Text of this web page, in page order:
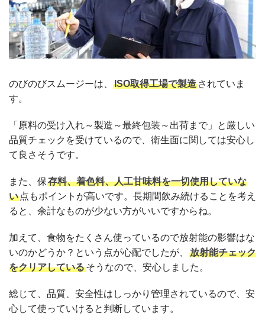
のびのびスムージーは、 ISO取得工場で製造 されていま
す。
「原料の受け入れ～製造～最終包装～出荷まで」と厳しい
品質チェックを受けているので、衛生面に関しては安心し
て良さそうです。
また、保存料、着色料、人工甘味料を一切使用していな
い 点もポイントが高いです。長期間飲み続けることを考え
ると、余計なものが少ない方がいいですからね。
加えて、食物をたくさん使っているので放射能の影響はな
いのかどうか？という点が心配でしたが、
放射能チェック
をクリアしているそうなので、安心しました。
総じて、品質、安全性はしっかり管理されているので、安
心して使っていけると判断しています。